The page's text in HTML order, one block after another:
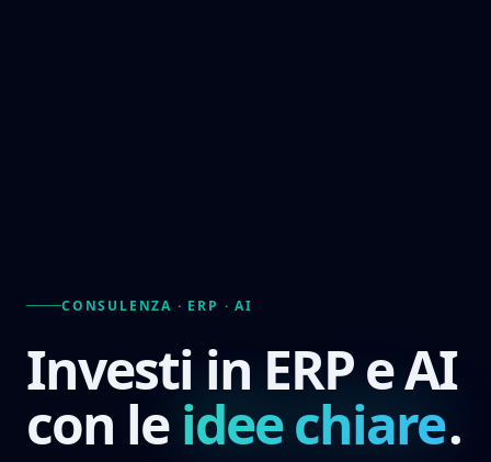
CONSULENZA · ERP · AI
Investi in ERP e AI
con le idee chiare.